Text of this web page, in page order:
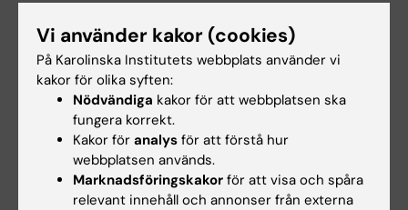
ARTICLE:PLOS ONE.2014;9(4):e93719
New perspectives in the renin-angiotensin-
aldosterone system (RAAS) III: endogenous
inhibition of angiotensin converting enzyme
(ACE) provides protection against
cardiovascular diseases.
Fagyas M; Úri K; Siket IM; Daragó A; Boczán J;
Bányai E; Édes I; Papp Z; Tóth A
Alla författare
Vi använder kakor (cookies)
På Karolinska Institutets webbplats använder vi
kakor för olika syften:
Nödvändiga kakor för att webbplatsen ska
fungera korrekt.
Kakor för analys för att förstå hur
webbplatsen används.
Marknadsföringskakor för att visa och spåra
relevant innehåll och annonser från externa